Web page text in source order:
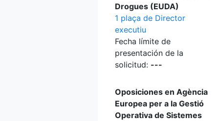
Drogues (EUDA)
1 plaça de Director
executiu
Fecha límite de
presentación de la
solicitud: ---
Oposiciones en Agència
Europea per a la Gestió
Operativa de Sistemes